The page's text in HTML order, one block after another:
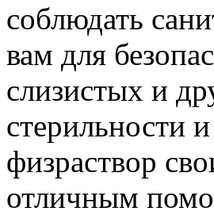
соблюдать
вам для
слизистых и
стерильности
физраствор
отличным